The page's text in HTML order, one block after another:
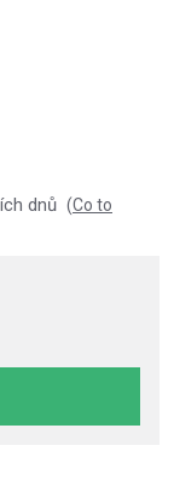
dnů (Co to